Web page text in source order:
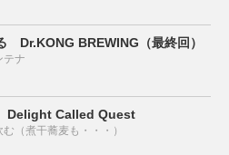
Dr.KONG BREWING（最終回）
テナ
Delight Called Quest
（煮干蕎麦も・・・）